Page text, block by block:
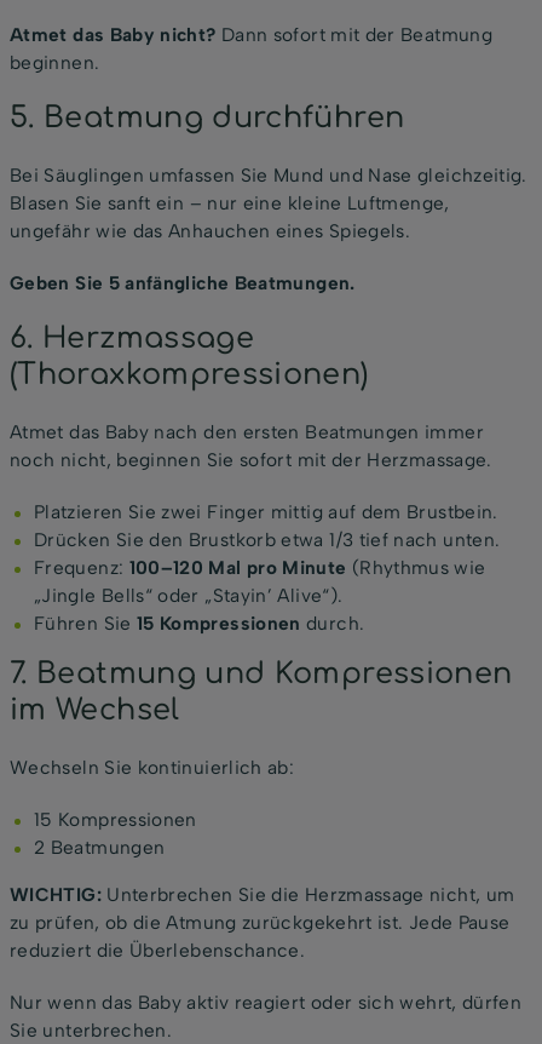
Atmet das Baby nicht? Dann sofort mit der Beatmung
beginnen.
5. Beatmung durchführen
Bei Säuglingen umfassen Sie Mund und Nase gleichzeitig.
Blasen Sie sanft ein – nur eine kleine Luftmenge,
ungefähr wie das Anhauchen eines Spiegels.
Geben Sie 5 anfängliche Beatmungen.
6. Herzmassage
(Thoraxkompressionen)
Atmet das Baby nach den ersten Beatmungen immer
noch nicht, beginnen Sie sofort mit der Herzmassage.
Platzieren Sie zwei Finger mittig auf dem Brustbein.
Drücken Sie den Brustkorb etwa 1/3 tief nach unten.
Frequenz: 100–120 Mal pro Minute (Rhythmus wie
„Jingle Bells“ oder „Stayin’ Alive“).
Führen Sie 15 Kompressionen durch.
7. Beatmung und Kompressionen
im Wechsel
Wechseln Sie kontinuierlich ab:
15 Kompressionen
2 Beatmungen
WICHTIG:Unterbrechen Sie die Herzmassage nicht, um
zu prüfen, ob die Atmung zurückgekehrt ist. Jede Pause
reduziert die Überlebenschance.
Nur wenn das Baby aktiv reagiert oder sich wehrt, dürfen
Sie unterbrechen.